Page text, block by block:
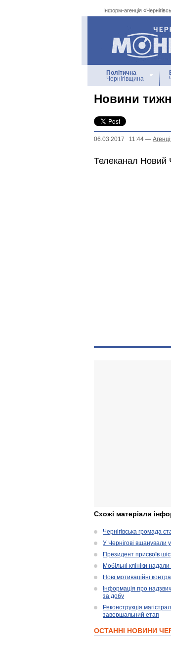
Інформ-агенція
Інформ-
Політична
Чернігівщина
Новини
06.03.2017 11:44 —
Телеканал Новий
Схожі матеріали
Чернігівська громада
У Чернігові вшанували
Президент присвоїв
Мобільні клініки
Нові мотиваційні
Інформація про
за добу
Реконструкція
завершальний етап
ОСТАННІ НОВИНИ